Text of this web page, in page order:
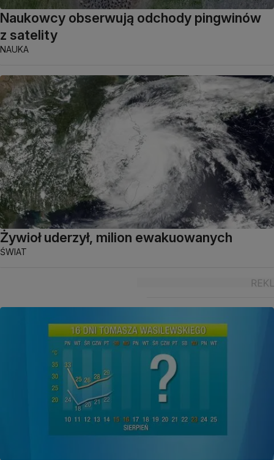
Naukowcy obserwują odchody pingwinów
z satelity
NAUKA
Żywioł uderzył, milion ewakuowanych
ŚWIAT